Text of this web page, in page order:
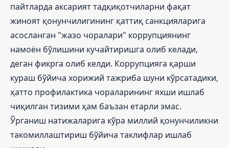
пайтларда аксарият тадқиқотчиларни фақат
жиноят қонунчилигининг қаттиқ санкцияларига
асосланган "жазо чоралари" коррупциянинг
намоён бўлишини кучайтиришга олиб келади,
деган фикрга олиб келди. Коррупцияга қарши
кураш бўйича хорижий тажриба шуни кўрсатадики,
ҳатто профилактика чораларининг яхши ишлаб
чиқилган тизими ҳам баъзан етарли эмас.
Ўрганиш натижаларига кўра миллий қонунчиликни
такомиллаштириш бўйича таклифлар ишлаб